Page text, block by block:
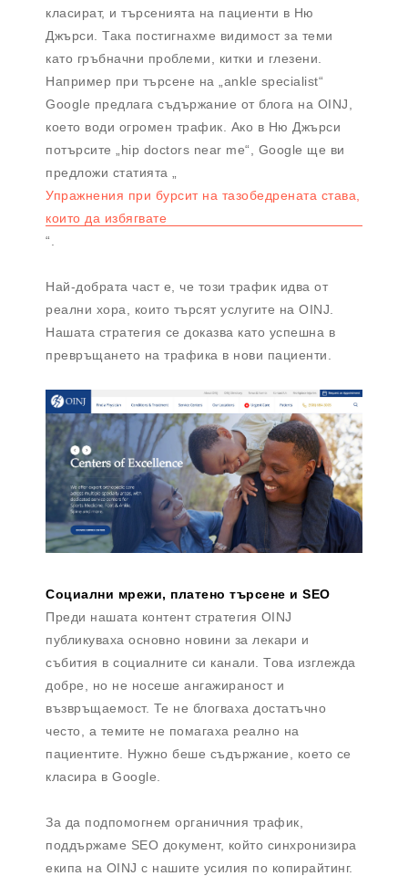
класират, и търсенията на пациенти в Ню
Джърси. Така постигнахме видимост за теми
като гръбначни проблеми, китки и глезени.
Например при търсене на „ankle specialist“
Google предлага съдържание от блога на OINJ,
което води огромен трафик. Ако в Ню Джърси
потърсите „hip doctors near me“, Google ще ви
предложи статията „
Упражнения при бурсит на тазобедрената става,
които да избягвате
“.
Най-добрата част е, че този трафик идва от
реални хора, които търсят услугите на OINJ.
Нашата стратегия се доказва като успешна в
превръщането на трафика в нови пациенти.
Социални мрежи, платено търсене и SEO
Преди нашата контент стратегия OINJ
публикуваха основно новини за лекари и
събития в социалните си канали. Това изглежда
добре, но не носеше ангажираност и
възвръщаемост. Те не блогваха достатъчно
често, а темите не помагаха реално на
пациентите. Нужно беше съдържание, което се
класира в Google.
За да подпомогнем органичния трафик,
поддържаме SEO документ, който синхронизира
екипа на OINJ с нашите усилия по копирайтинг.